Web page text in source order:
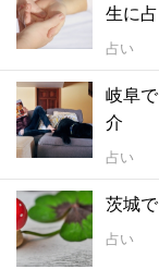
生に
占い
岐阜
介
占い
茨城
占い